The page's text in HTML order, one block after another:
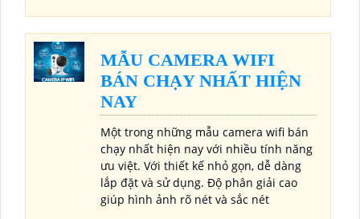
MẪU CAMERA WIFI
BÁN CHẠY NHẤT HIỆN
NAY
Một trong những mẫu camera wifi bán
chạy nhất hiện nay với nhiều tính năng
ưu việt. Với thiết kế nhỏ gọn, dễ dàng
lắp đặt và sử dụng. Độ phân giải cao
giúp hình ảnh rõ nét và sắc nét